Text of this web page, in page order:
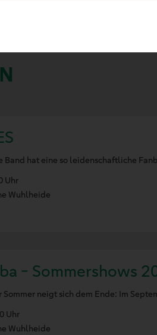
Band hat eine so leidenschaftliche
Uhr
Wuhlheide
- Sommershows
neigt sich dem Ende: Im
Uhr
Wuhlheide